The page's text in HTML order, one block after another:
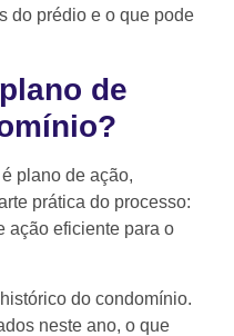
do prédio e o que pode
de
plano de ação,
prática do processo:
ação eficiente para o
do condomínio.
neste ano, o que